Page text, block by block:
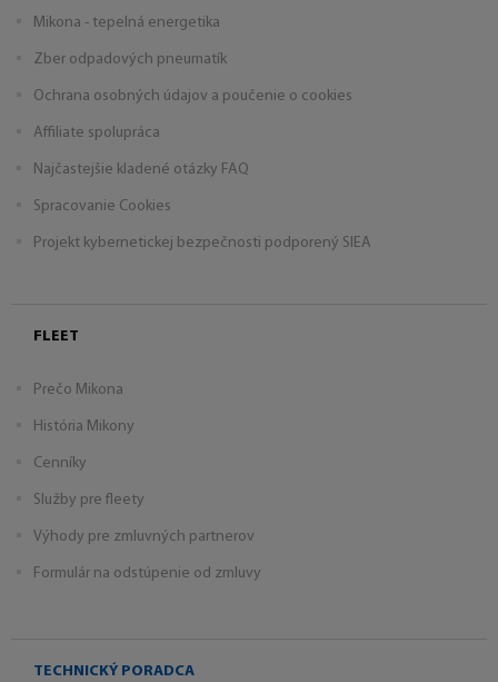
Mikona - tepelná energetika
Zber odpadových pneumatík
Ochrana osobných údajov a poučenie o cookies
Affiliate spolupráca
Najčastejšie kladené otázky FAQ
Spracovanie Cookies
Projekt kybernetickej bezpečnosti podporený SIEA
FLEET
Prečo Mikona
História Mikony
Cenníky
Služby pre fleety
Výhody pre zmluvných partnerov
Formulár na odstúpenie od zmluvy
TECHNICKÝ PORADCA